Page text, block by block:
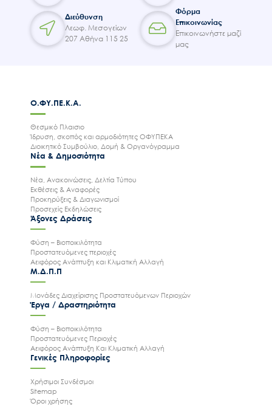
Ακολουθήστε μας
Διεύθυνση
Λεωφ. Μεσογείων
207 Αθήνα 115 25
Φόρμα
Επικοινωνίας
Επικοινωνήστε μαζί
μας
Ο.ΦΥ.ΠΕ.Κ.Α.
Θεσμικό Πλαισιο
Ίδρυση, σκοπός και αρμοδιότητες ΟΦΥΠΕΚΑ
Διοικητικό Συμβούλιο, Δομή & Οργανόγραμμα
Νέα & Δημοσιότητα
Νέα, Ανακοινώσεις, Δελτία Τύπου
Εκθέσεις & Αναφορές
Προκηρύξεις & Διαγωνισμοί
Προσεχείς Εκδηλώσεις
Άξονες Δράσεις
Φύση – Βιοποικιλότητα
Προστατευόμενες περιοχές
Αειφόρος Ανάπτυξη και Κλιματική Αλλαγή
Μ.Δ.Π.Π
Μονάδες Διαχείρισης Προστατευόμενων Περιοχών
Έργα / Δραστηριότητα
Φύση – Βιοποικιλότητα
Προστατευόμενες Περιοχές
Αειφόρος Ανάπτυξη Και Κλιματική Αλλαγή
Γενικές Πληροφορίες
Χρήσιμοι Συνδέσμοι
Sitemap
Όροι χρήσης